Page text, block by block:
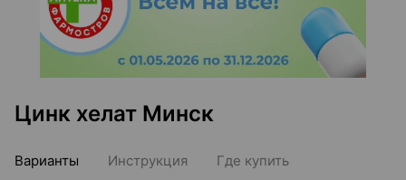
Цинк хелат Минск
Варианты Инструкция Где купить